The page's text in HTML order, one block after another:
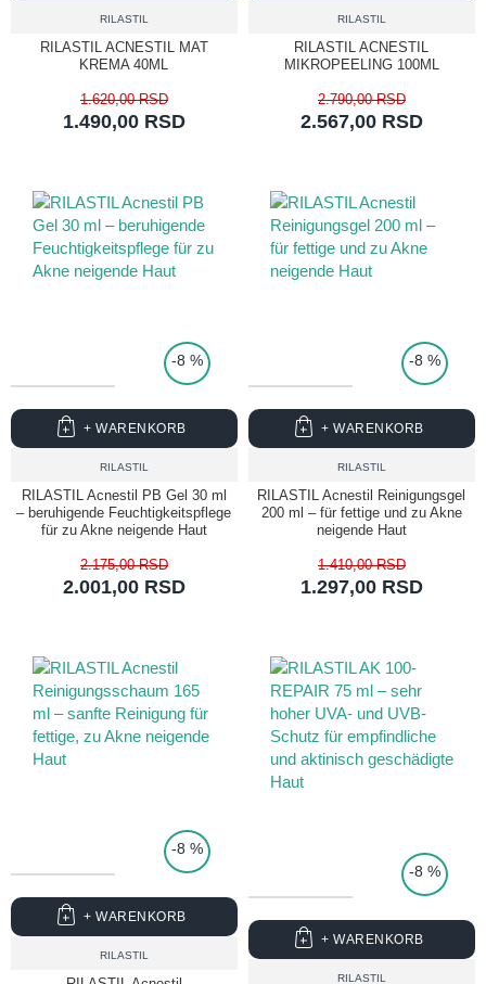
RILASTIL
RILASTIL ACNESTIL MAT
KREMA 40ML
1.490,00 RSD
1.620,00 RSD
RILASTIL
RILASTIL ACNESTIL
MIKROPEELING 100ML
2.567,00 RSD
2.790,00 RSD
-8 %
RILASTIL
RILASTIL Acnestil PB Gel 30 ml
– beruhigende Feuchtigkeitspflege
für zu Akne neigende Haut
2.001,00 RSD
2.175,00 RSD
+ WARENKORB
TOP PRICE -8 %
RILASTIL
RILASTIL Acnestil Reinigungsgel
200 ml – für fettige und zu Akne
neigende Haut
1.297,00 RSD
1.410,00 RSD
+ WARENKORB
-8 %
RILASTIL
+ WARENKORB
TOP PRICE -8 %
RILASTIL
+ WARENKORB